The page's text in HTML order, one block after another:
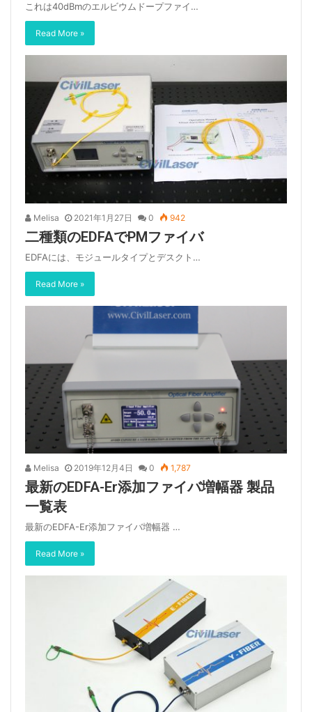
これは40dBmのエルビウムドープファイ…
Read More »
Melisa 2021年1月27日 0 942
二種類のEDFAでPMファイバ
EDFAには、モジュールタイプとデスクト…
Read More »
Melisa 2019年12月4日 0 1,787
最新のEDFA-Er添加ファイバ増幅器 製品
一覧表
最新のEDFA-Er添加ファイバ増幅器 …
Read More »